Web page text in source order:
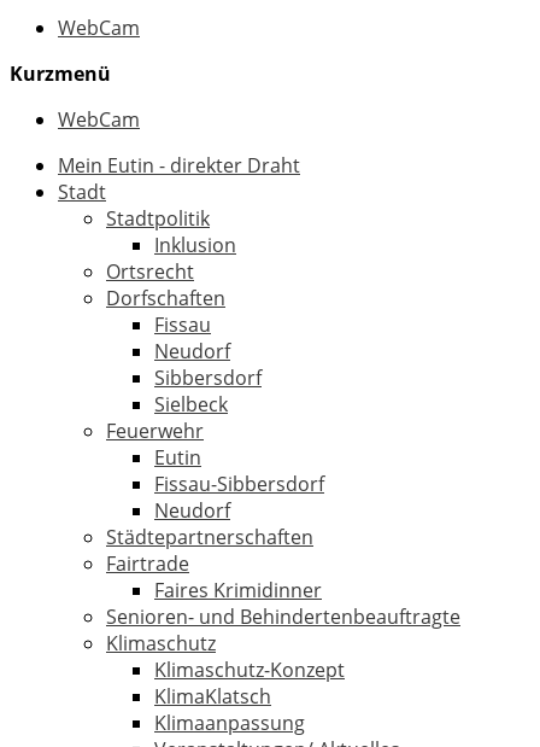
WebCam
Kurzmenü
WebCam
Mein Eutin - direkter Draht
Stadt
Stadtpolitik
Inklusion
Ortsrecht
Dorfschaften
Fissau
Neudorf
Sibbersdorf
Sielbeck
Feuerwehr
Eutin
Fissau-Sibbersdorf
Neudorf
Städtepartnerschaften
Fairtrade
Faires Krimidinner
Senioren- und Behindertenbeauftragte
Klimaschutz
Klimaschutz-Konzept
KlimaKlatsch
Klimaanpassung